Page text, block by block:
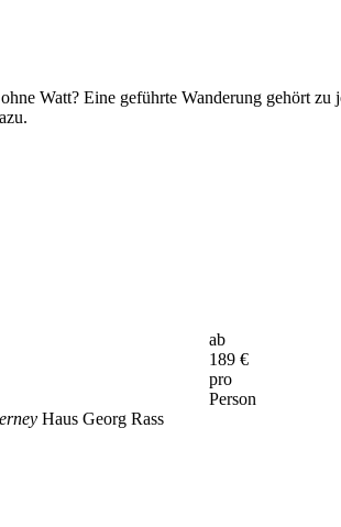
Watt? Eine geführte Wanderung gehört zu
ab
189 €
pro
Person
Haus Georg Rass